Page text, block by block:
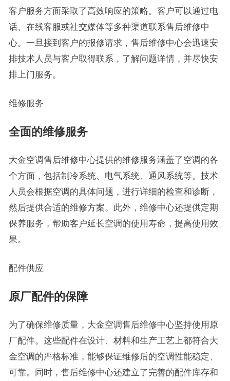
客户服务方面采取了高效响应的策略。客户可以通过电
话、在线客服或社交媒体等多种渠道联系售后维修中
心。一旦接到客户的报修请求，售后维修中心会迅速安
排技术人员与客户取得联系，了解问题详情，并尽快安
排上门服务。
维修服务
全面的维修服务
大金空调售后维修中心提供的维修服务涵盖了空调的各
个方面，包括制冷系统、电气系统、通风系统等。技术
人员会根据空调的具体问题，进行详细的检查和诊断，
然后提供合适的维修方案。此外，维修中心还提供定期
保养服务，帮助客户延长空调的使用寿命，提高使用效
果。
配件供应
原厂配件的保障
为了确保维修质量，大金空调售后维修中心坚持使用原
厂配件。这些配件在设计、材料和生产工艺上都符合大
金空调的严格标准，能够保证维修后的空调性能稳定、
可靠。同时，售后维修中心还建立了完善的配件库存和